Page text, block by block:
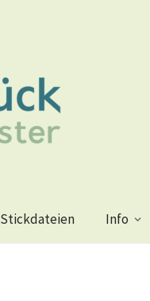
Stickdateien Info